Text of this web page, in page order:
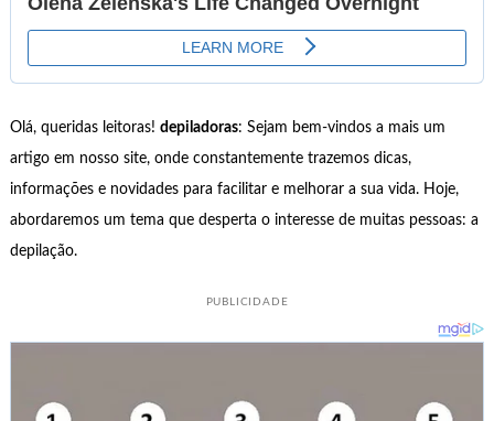
Olá, queridas leitoras! depiladoras: Sejam bem-vindos a mais um
artigo em nosso site, onde constantemente trazemos dicas,
informações e novidades para facilitar e melhorar a sua vida. Hoje,
abordaremos um tema que desperta o interesse de muitas pessoas: a
depilação.
PUBLICIDADE